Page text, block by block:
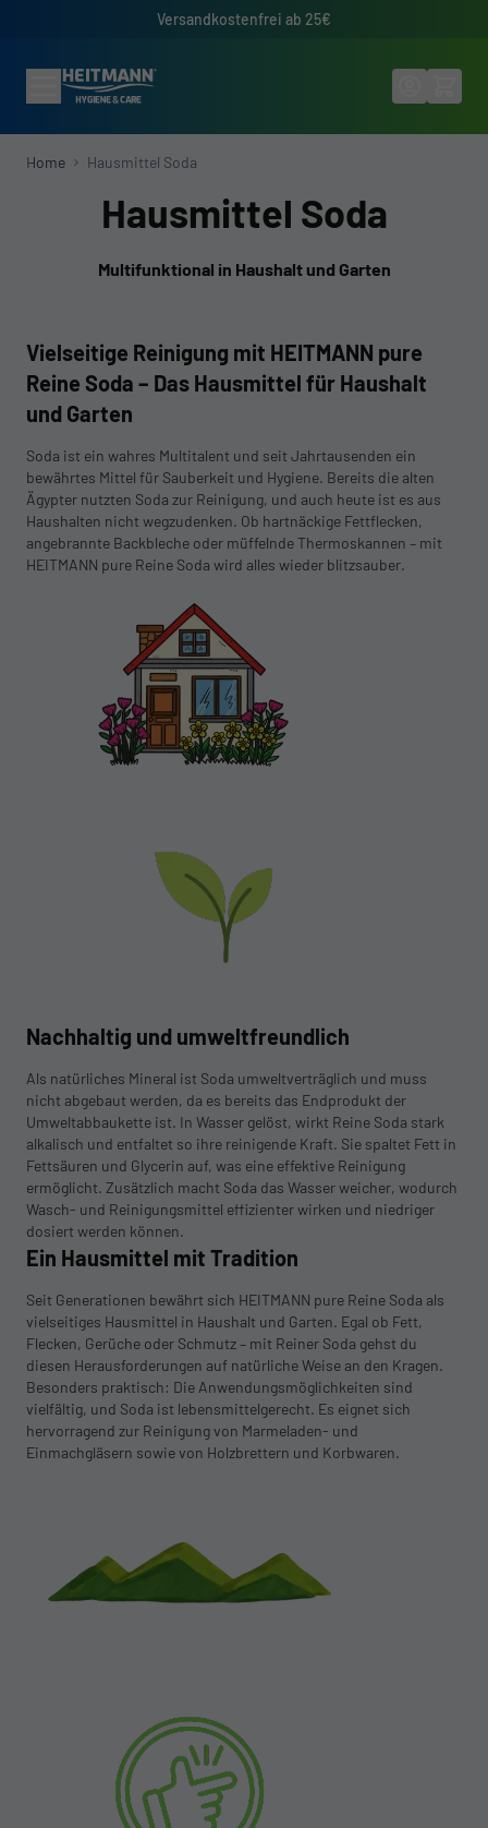
Versandkostenfrei ab 25€
Home Hausmittel Soda
Hausmittel Soda
Multifunktional in Haushalt und Garten
Vielseitige Reinigung mit HEITMANN pure
Reine Soda – Das Hausmittel für Haushalt
und Garten
Soda ist ein wahres Multitalent und seit Jahrtausenden ein
bewährtes Mittel für Sauberkeit und Hygiene. Bereits die alten
Ägypter nutzten Soda zur Reinigung, und auch heute ist es aus
Haushalten nicht wegzudenken. Ob hartnäckige Fettflecken,
angebrannte Backbleche oder müffelnde Thermoskannen – mit
HEITMANN pure Reine Soda wird alles wieder blitzsauber.
Nachhaltig und umweltfreundlich
Als natürliches Mineral ist Soda umweltverträglich und muss
nicht abgebaut werden, da es bereits das Endprodukt der
Umweltabbaukette ist. In Wasser gelöst, wirkt Reine Soda stark
alkalisch und entfaltet so ihre reinigende Kraft. Sie spaltet Fett in
Fettsäuren und Glycerin auf, was eine effektive Reinigung
ermöglicht. Zusätzlich macht Soda das Wasser weicher, wodurch
Wasch- und Reinigungsmittel effizienter wirken und niedriger
dosiert werden können.
Ein Hausmittel mit Tradition
Seit Generationen bewährt sich HEITMANN pure Reine Soda als
vielseitiges Hausmittel in Haushalt und Garten. Egal ob Fett,
Flecken, Gerüche oder Schmutz – mit Reiner Soda gehst du
diesen Herausforderungen auf natürliche Weise an den Kragen.
Besonders praktisch: Die Anwendungsmöglichkeiten sind
vielfältig, und Soda ist lebensmittelgerecht. Es eignet sich
hervorragend zur Reinigung von Marmeladen- und
Einmachgläsern sowie von Holzbrettern und Korbwaren.